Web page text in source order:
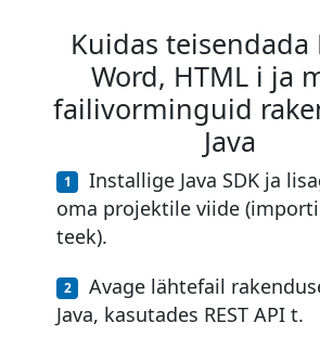
Kuidas teisendada
Word, HTML i ja
failivorminguid
Java
Installige Java SDK ja
oma projektile viide
teek).
Avage lähtefail
Java, kasutades REST API t.